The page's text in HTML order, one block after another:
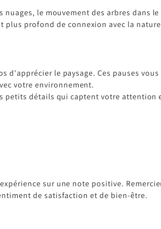
le mouvement des arbres dans le
plus profond de connexion avec la
d'apprécier le paysage. Ces pauses vous
votre environnement.
petits détails qui captent votre attention
sur une note positive.
de satisfaction et de bien-être.